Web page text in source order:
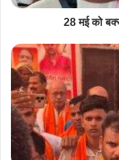
​28 मई को